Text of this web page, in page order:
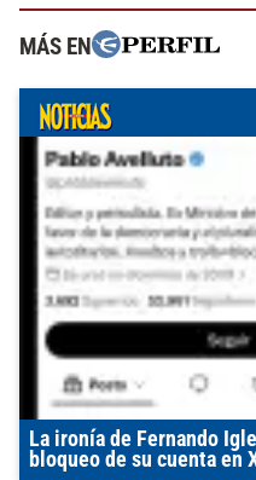
MÁS EN
La ironía de Fernando
bloqueo de su cuenta en